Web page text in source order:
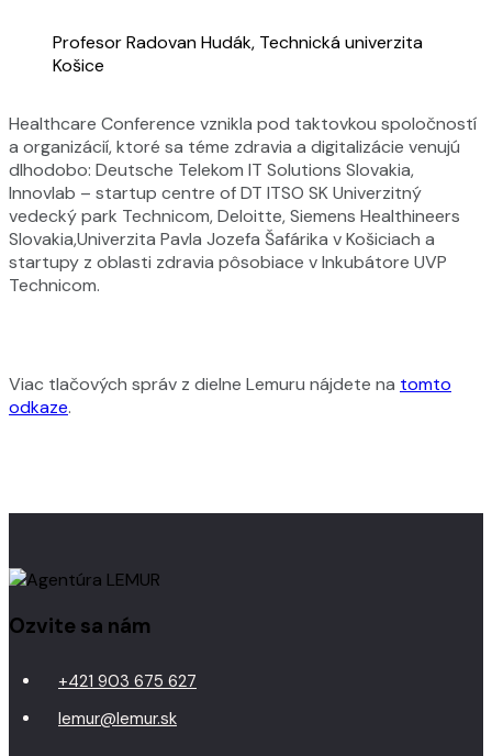
Profesor Radovan Hudák, Technická univerzita
Košice
Healthcare Conference vznikla pod taktovkou spoločností
a organizácií, ktoré sa téme zdravia a digitalizácie venujú
dlhodobo: Deutsche Telekom IT Solutions Slovakia,
Innovlab – startup centre of DT ITSO SK Univerzitný
vedecký park Technicom, Deloitte, Siemens Healthineers
Slovakia,Univerzita Pavla Jozefa Šafárika v Košiciach a
startupy z oblasti zdravia pôsobiace v Inkubátore UVP
Technicom.
Viac tlačových správ z dielne Lemuru nájdete na tomto
odkaze.
Ozvite sa nám
+421 903 675 627
lemur@lemur.sk